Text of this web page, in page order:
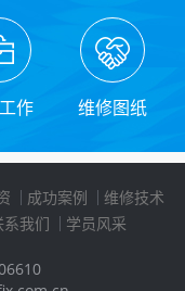
作 维修图纸
成功案例
维修技术
系我们 学员风采